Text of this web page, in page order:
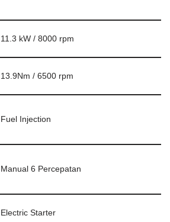
11.3 kW / 8000 rpm
13.9Nm / 6500 rpm
Fuel Injection
Manual 6 Percepatan
Electric Starter